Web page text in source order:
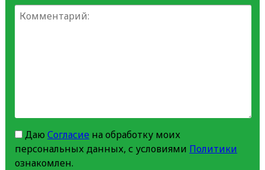
Даю Согласиена обработку моих
персональных данных, с условиями Политики
ознакомлен.